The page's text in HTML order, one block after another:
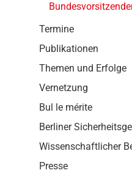
Termine
Publikationen
Themen und Erfolge
Vernetzung
Bul le mérite
Berliner
Wissenschaftlicher
Presse